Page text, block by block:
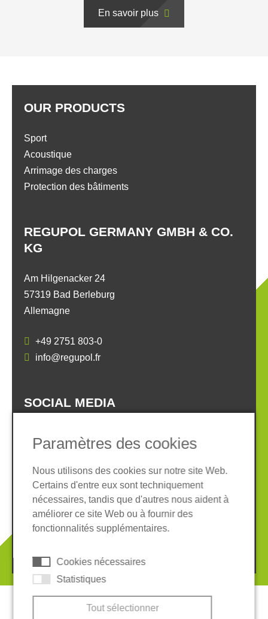
En savoir plus
REGUPOL GERMANY GMBH & CO.
KG
Am Hilgenacker 24
57319 Bad Berleburg
Allemagne
+49 2751 803-0
info@regupol.fr
OUR PRODUCTS
Sport
Acoustique
Arrimage des charges
Protection des bâtiments
SOCIAL MEDIA
Informations légales
Protection des données
Conditions Générales
Système de whistleblowing
Cookies
Paramètres des cookies
Nous utilisons des cookies sur notre site Web.
Certains d'entre eux sont techniquement
nécessaires, tandis que d'autres nous aident à
améliorer ce site Web ou à fournir des
fonctionnalités supplémentaires.
Cookies nécessaires
Statistiques
Tout sélectionner